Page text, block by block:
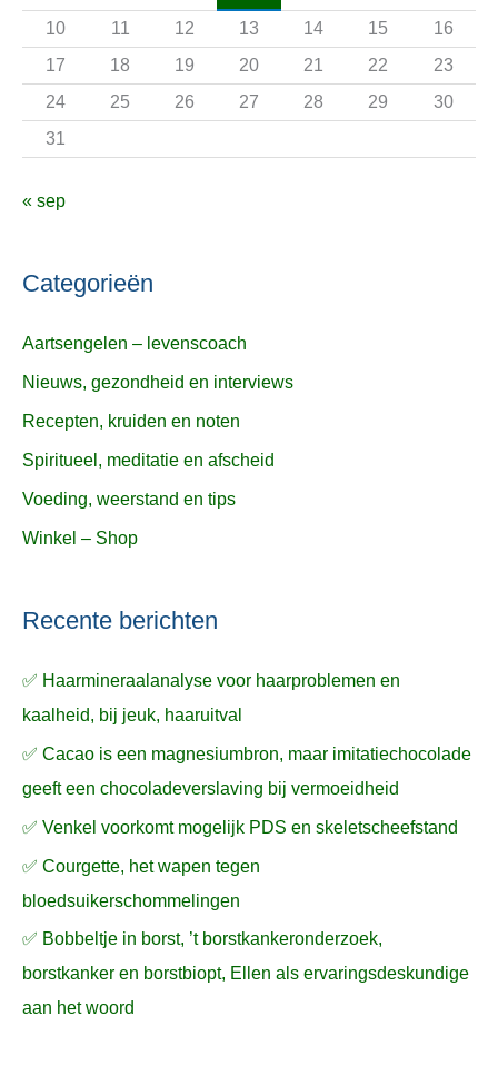
r
:
10 11 12 13 14 15
16
17
18 19 20 21 22
23
24
25 26 27 28 29
30
31
« sep
Categorieën
Aartsengelen – levenscoach
Nieuws, gezondheid en interviews
Recepten, kruiden en noten
Spiritueel, meditatie en afscheid
Voeding, weerstand en tips
Winkel – Shop
Recente berichten
✅ Haarmineraalanalyse voor haarproblemen en
kaalheid, bij jeuk, haaruitval
✅ Cacao is een magnesiumbron, maar imitatiechocolade
geeft een chocoladeverslaving bij vermoeidheid
✅ Venkel voorkomt mogelijk PDS en skeletscheefstand
✅ Courgette, het wapen tegen
bloedsuikerschommelingen
✅ Bobbeltje in borst, ’t borstkankeronderzoek,
borstkanker en borstbiopt, Ellen als ervaringsdeskundige
aan het woord